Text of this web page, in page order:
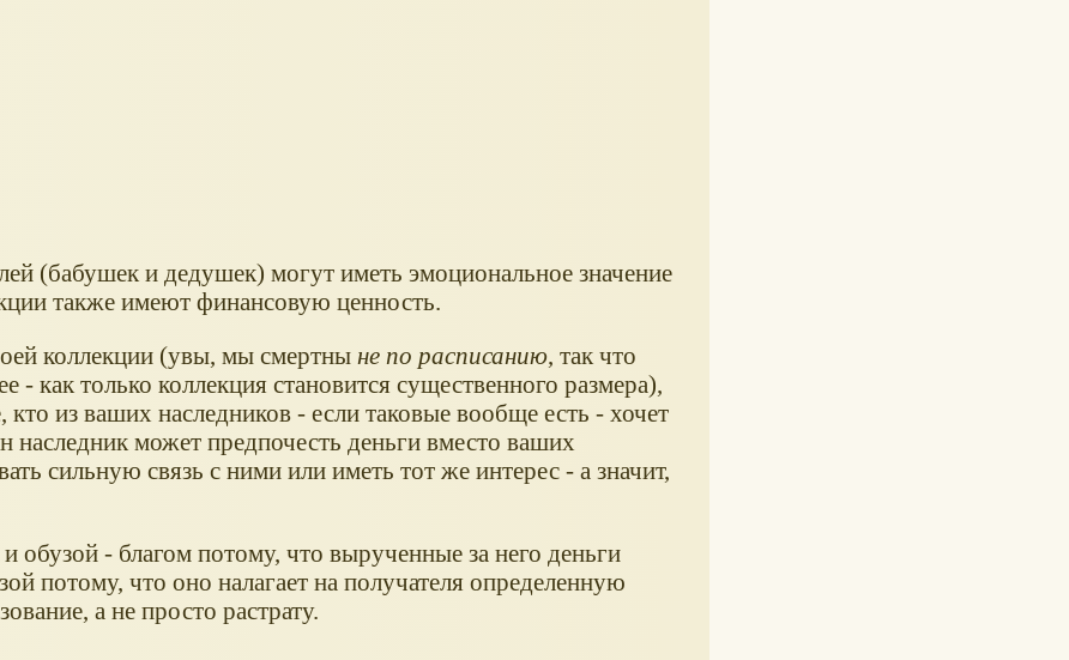
(бабушек и дедушек) могут иметь эмоциональное значение
также имеют финансовую ценность.
коллекции (увы, мы смертны не по расписанию, так что
- как только коллекция становится существенного размера),
кто из ваших наследников - если таковые вообще есть - хочет
наследник может предпочесть деньги вместо ваших
сильную связь с ними или иметь тот же интерес - а значит,
обузой - благом потому, что вырученные за него деньги
потому, что оно налагает на получателя определенную
а не просто растрату.